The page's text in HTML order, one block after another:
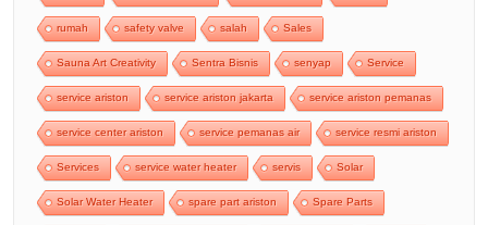
rumah safety valve salah Sales
Sauna Art Creativity Sentra Bisnis senyap Service
service ariston service ariston jakarta service ariston pemanas
service center ariston service pemanas air service resmi ariston
Services service water heater servis Solar
Solar Water Heater spare part ariston Spare Parts